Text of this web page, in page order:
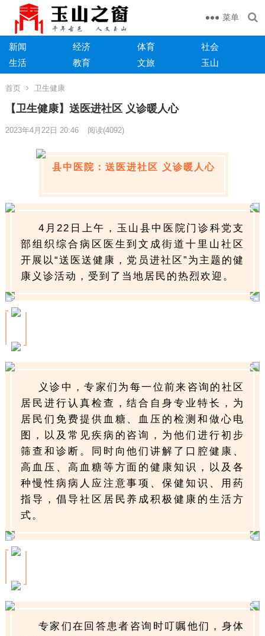
菜单
新闻 经济 体育
社会
生活
教育 文旅 玉山
首页 卫生健康
【卫生健康】送医进社区 义诊暖人心
2023年4月22日 20:46 阅读(4092)
县中医院：送医进社区 义诊暖人心
4月22日上午，玉山县中医院门诊科党支
部组织综合病区医生到文成街道十里山社区
开展以“送医送健康，党员进社区”为主题的健
康义诊活动，受到了当地居民的热烈欢迎。
义诊中，专家们为每一位前来咨询的社区
居民进行认真检查，结合自身专业特长，为
居民们免费提供血糖、血压的检测和做心电
图，以及常见疾病的咨询，为他们进行初步
筛查和诊断。同时向他们讲解了口腔健康、
高血压、高血糖等方面的健康知识，以及各
种慢性病病人应注意事项、保健知识、用药
指导，倡导社区居民养成积极健康的生活方
式。
专家们在回答患者咨询时叮嘱他们，身体